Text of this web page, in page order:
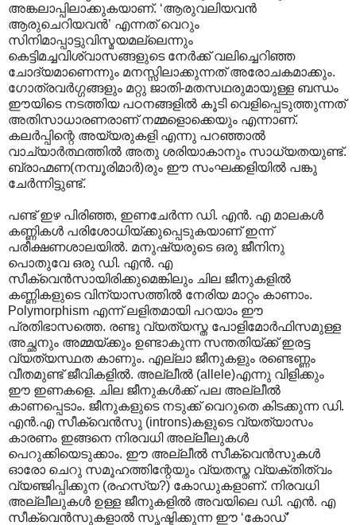
അങ്കലാപ്പിലാക്കുകയാണ്. ‘ആരുവലിയവന്‍
ആരുചെറിയവന്‍’ എന്നത് വെറും
സിനിമാപ്പാട്ടുവിസ്മയമല്ലെന്നും
കെട്ടിമച്ചവിശ്വാസങ്ങളുടെ നേര്‍ക്ക് വലിച്ചെറിഞ്ഞ
ചോദ്യമാണെന്നും മനസ്സിലാക്കുന്നത് അരോചകമാക്കും.
ഗോത്രവര്‍ഗ്ഗങ്ങളും മറ്റു ജാതി-മതസഥരുമായുള്ള ബന്ധം
ഈയിടെ നടത്തിയ പഠനങ്ങളില്‍ കൂടി വെളിപ്പെടുത്തുന്നത്
അതിസാധാരണരാണ് നമ്മളൊക്കെയും എന്നാണ്.
കലര്‍പ്പിന്റെ അയ്യരുകളി എന്നു പറഞ്ഞാല്‍
വാച്യാര്‍ത്ഥത്തില്‍ അതു ശരിയാകാനും സാധ്യതയുണ്ട്.
ബ്രാഹ്മണ(നമ്പൂരിമാര്‍)രും ഈ സംഘക്കളിയില്‍ പങ്കു
ചേര്‍ന്നിട്ടുണ്ട്.
പണ്ട് ഇഴ പിരിഞ്ഞ, ഇണചേര്‍ന്ന ഡി. എന്‍. എ മാലകള്‍
കണ്ണികള്‍ പരിശോധിയ്ക്കുപ്പെടുകയാണ് ഇന്ന്
പരീക്ഷണശാലയില്‍. മനുഷ്യരുടെ ഒരു ജീനിനു
പൊതുവേ ഒരു ഡി. എന്‍. എ
സീക്വെന്‍സായിരിക്കുമെങ്കിലും ചില ജീനുകളില്‍
കണ്ണികളുടെ വിന്യാസത്തില്‍ നേരിയ മാറ്റം കാണാം.
Polymorphism എന്ന് ലളിതമായി പറയാം ഈ
പ്രതിഭാസത്തെ. രണ്ടു വ്യത്യസ്ത പോളിമോര്‍ഫിസമുള്ള
അച്ഛനും അമ്മയ്ക്കും ഉണ്ടാകുന്ന സന്തതിയ്ക്ക് ഇരട്ട
വ്യത്യസ്ഥത കാണും. എല്ലാ ജീനുകളും രണ്ടെണ്ണം
വീതമുണ്ട് ജീവികളില്‍. അല്ലീല്‍ (allele)എന്നു വിളിക്കും
ഈ ഇണകളെ. ചില ജീനുകള്‍ക്ക് പല അല്ലീല്‍
കാണപ്പെടാം. ജീനുകളുടെ നടുക്ക് വെറുതെ കിടക്കുന്ന ഡി.
എന്‍.എ സീക്വെന്‍സു (introns)കളുടെ വ്യത്യാസം
കാരണം ഇങ്ങനെ നിരവധി അല്ലീലുകള്‍
പെറുക്കിയെടുക്കാം. ഈ അല്ലീല്‍ സീക്വെന്‍സുകള്‍
ഓരോ ചെറു സമൂഹത്തിന്റേയും വ്യതസ്ത വ്യക്തിത്വം
വ്യഞ്ജിപ്പിക്കുന (രഹസ്യ?) കോഡുകളാണ്. നിരവധി
അല്ലീലുകള്‍ ഉള്ള ജീനുകളില്‍‍ അവയിലെ ഡി. എന്‍. എ
സീക്വെന്‍സുകളാല്‍ സൃഷ്ടിക്കുന്ന ഈ ‘കോഡ്’